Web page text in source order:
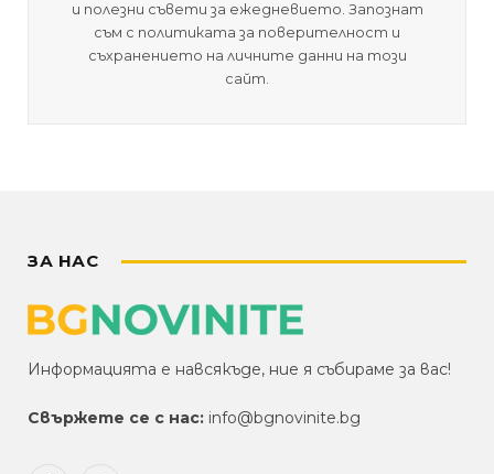
и полезни съвети за ежедневието. Запознат
съм с политиката за поверителност и
съхранението на личните данни на този
сайт.
ЗА НАС
Информацията е навсякъде, ние я събираме за вас!
Свържете се с нас: info@bgnovinite.bg